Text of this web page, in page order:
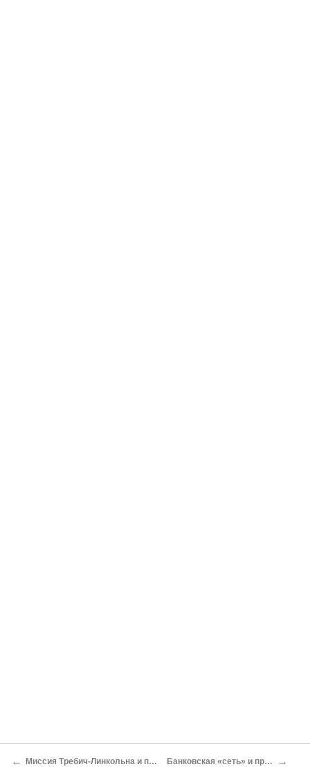
← Миссия Требич-Линкольна и провал Капповского путча Банковская «сеть» и правила золотой игры →